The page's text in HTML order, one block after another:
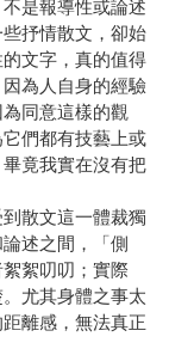
是報導性或論述
抒情散文，卻始
文字，真的值得
為人自身的經驗
同意這樣的觀
們都有技藝上或
竟我實在沒有把
散文這一體裁獨
述之間，「側
絮叨叨；實際
尤其身體之事太
離感，無法真正